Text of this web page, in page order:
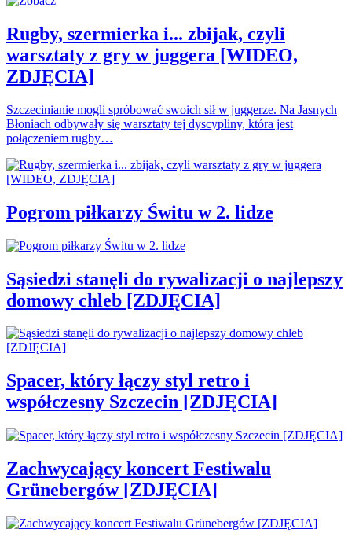
Rugby, szermierka i... zbijak, czyli
warsztaty z gry w juggera [WIDEO,
ZDJĘCIA]
Szczecinianie mogli spróbować swoich sił w juggerze. Na Jasnych
Błoniach odbywały się warsztaty tej dyscypliny, która jest
połączeniem rugby…
Pogrom piłkarzy Świtu w 2. lidze
Sąsiedzi stanęli do rywalizacji o najlepszy
domowy chleb [ZDJĘCIA]
Spacer, który łączy styl retro i
współczesny Szczecin [ZDJĘCIA]
Zachwycający koncert Festiwalu
Grünebergów [ZDJĘCIA]